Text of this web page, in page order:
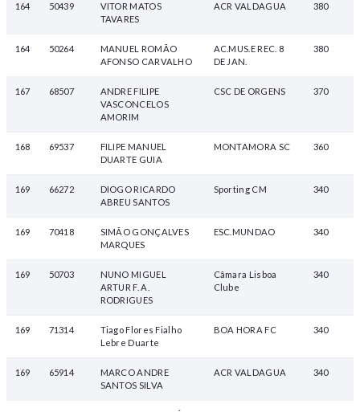
164 50439
VITOR MATOS
TAVARES
ACR VALDAGUA 380
164 50264
MANUEL ROMÃO
AFONSO CARVALHO
AC.MUS.E REC. 8
DE JAN.
380
167 68507
ANDRE FILIPE
VASCONCELOS
AMORIM
CSC DE ORGENS 370
168 69537
FILIPE MANUEL
DUARTE GUIA
MONTAMORA SC 360
169 66272
DIOGO RICARDO
ABREU SANTOS
Sporting CM 340
169 70418
SIMÃO GONÇALVES
MARQUES
ESC.MUNDAO 340
169 50703
NUNO MIGUEL
ARTUR F. A.
RODRIGUES
Câmara Lisboa
Clube
340
169 71314
Tiago Flores Fialho
Lebre Duarte
BOA HORA FC 340
169 65914
MARCO ANDRE
SANTOS SILVA
ACR VALDAGUA 340